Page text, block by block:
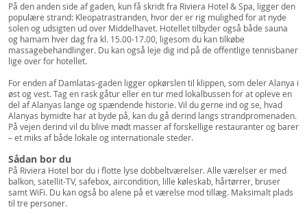
På den anden side af gaden, kun få skridt fra Riviera Hotel & Spa, ligger den
populære strand: Kleopatrastranden, hvor der er rig mulighed for at nyde
solen og udsigten ud over Middelhavet. Hotellet tilbyder også både sauna
og hamam hver dag fra kl. 15.00-17.00, ligesom du kan tilkøbe
massagebehandlinger. Du kan også leje dig ind på de offentlige tennisbaner
lige over for hotellet.
For enden af Damlatas-gaden ligger opkørslen til klippen, som deler Alanya i
øst og vest. Tag en rask gåtur eller en tur med lokalbussen for at opleve en
del af Alanyas lange og spændende historie. Vil du gerne ind og se, hvad
Alanyas bymidte har at byde på, kan du gå derind langs strandpromenaden.
På vejen derind vil du blive mødt masser af forskellige restauranter og barer
– et miks af både lokale og internationale steder.
Sådan bor du
På Riviera Hotel bor du i flotte lyse dobbeltværelser. Alle værelser er med
balkon, satellit-TV, safebox, aircondition, lille køleskab, hårtørrer, bruser
samt WiFi. Du kan også bo alene på et værelse mod tillæg. Maksimalt plads
til tre personer.